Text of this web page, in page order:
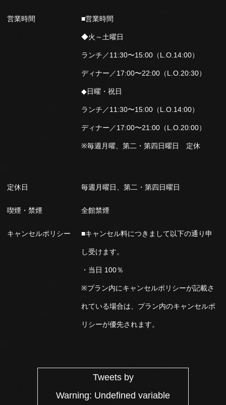
営業時間 ■営業時間
◆火～土曜日
ランチ／11:30〜15:00（L.O.14:00）
ディナー／17:00〜22:00（L.O.20:30）
◆日曜・祝日
ランチ／11:30〜15:00（L.O.14:00）
ディナー／17:00〜21:00（L.O.20:00）
※毎週月曜、第二・第四日曜日 定休
定休日 毎週月曜日、第二・第四日曜日
喫煙・禁煙 全館禁煙
キャンセルポリシー ■キャンセル料につきまして以下の通り申
し受けます。
・当日 100％
※プラン内にキャンセルポリシーが記載さ
れている場合は、プラン内のキャンセルポ
リシーが優先されます。
Tweets by
Warning: Undefined variable